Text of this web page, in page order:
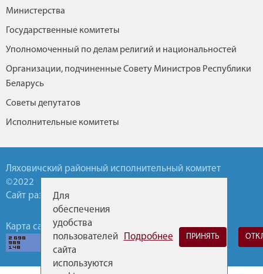
Министерства
Государственные комитеты
Уполномоченный по делам религий и национальностей
Организации, подчиненные Совету Министров Республики
Беларусь
Советы депутатов
Исполнительные комитеты
Ляховичский районный исполнительный комитет
©2022
Сайт разработан УП БелТА
Карта сайта Обратная связь Горячие линии
Для
обеспечения
удобства
пользователей
сайта
используются
Подробнее ПРИНЯТЬ